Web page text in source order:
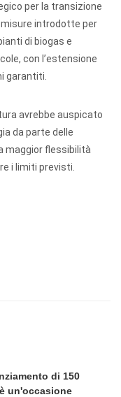
per la transizione
misure introdotte per
di biogas e
con l’estensione
garantiti.
avrebbe auspicato
da parte delle
maggior flessibilità
i limiti previsti.
di 150
un'occasione